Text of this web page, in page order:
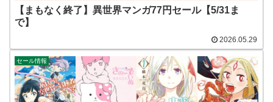
【まもなく終了】異世界マンガ77円セール【5/31ま
で】
2026.05.29
セール情報